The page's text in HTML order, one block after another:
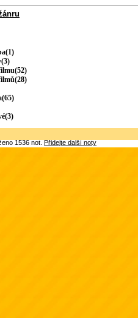
1536 not.Přidejte další noty